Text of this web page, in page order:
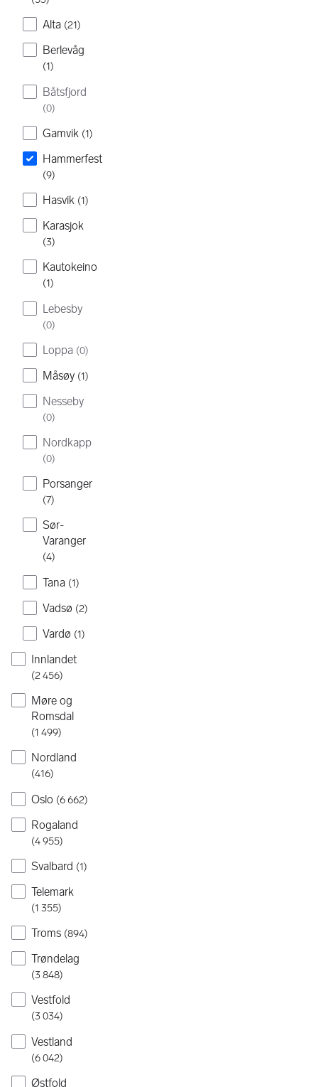
Alta (21)
Berlevåg
(1)
Båtsfjord
(0)
Gamvik (1)
Hammerfest
(9)
Hasvik (1)
Karasjok
(3)
Kautokeino
(1)
Lebesby
(0)
Loppa (0)
Måsøy (1)
Nesseby
(0)
Nordkapp
(0)
Porsanger
(7)
Sør-
Varanger
(4)
Tana (1)
Vadsø (2)
Vardø (1)
Innlandet
(2 456)
Møre og
Romsdal
(1 499)
Nordland
(416)
Oslo (6 662)
Rogaland
(4 955)
Svalbard (1)
Telemark
(1 355)
Troms (894)
Trøndelag
(3 848)
Vestfold
(3 034)
Vestland
(6 042)
Østfold